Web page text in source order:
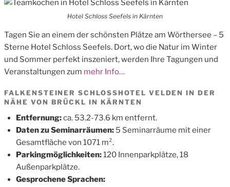
Hotel Schloss Seefels in Kärnten
Tagen Sie an einem der schönsten Plätze am Wörthersee – 5
Sterne Hotel Schloss Seefels. Dort, wo die Natur im Winter
und Sommer perfekt inszeniert, werden Ihre Tagungen und
Veranstaltungen zum mehr Info…
FALKENSTEINER SCHLOSSHOTEL VELDEN IN DER
NÄHE VON BRÜCKL IN KÄRNTEN
Entfernung:ca. 53.2-73.6 km entfernt.
Daten zu Seminarräumen: 5 Seminarräume mit einer
Gesamtfläche von 1071 m².
Parkingmöglichkeiten:120 Innenparkplätze, 18
Außenparkplätze.
Gesprochene Sprachen: